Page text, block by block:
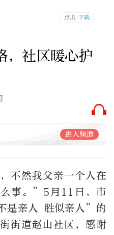
，社区暖心护
进入频道
不然我父亲一个人在
事。”5月11日，市
是亲人 胜似亲人”的
街道赵山社区，感谢